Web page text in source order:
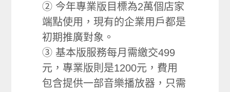
② 今年專業版目標為2萬個店家
端點使用，現有的企業用戶都是
初期推廣對象。
③ 基本版服務每月需繳交499
元，專業版則是1200元，費用
包含提供一部音樂播放器，只需